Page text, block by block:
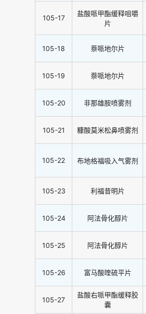
105-17
盐酸哌甲酯缓释咀嚼
片
105-18 萘哌地尔片
105-19 萘哌地尔片
105-20 非那雄胺喷雾剂
105-21 糠酸莫米松鼻喷雾剂
105-22 布地格福吸入气雾剂
105-23 利福昔明片
105-24 阿法骨化醇片
105-25 阿法骨化醇片
105-26 富马酸喹硫平片
105-27
盐酸右哌甲酯缓释胶
囊